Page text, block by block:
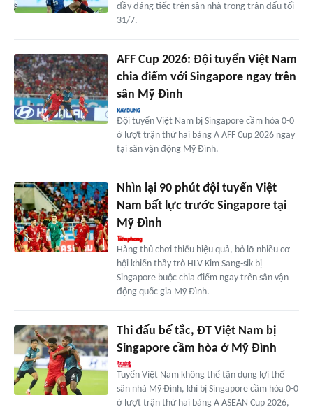
đầy đáng tiếc trên sân nhà trong trận đấu tối
31/7.
AFF Cup 2026: Đội tuyển Việt Nam
chia điểm với Singapore ngay trên
sân Mỹ Đình
Đội tuyển Việt Nam bị Singapore cầm hòa 0-0
ở lượt trận thứ hai bảng A AFF Cup 2026 ngay
tại sân vận động Mỹ Đình.
Nhìn lại 90 phút đội tuyển Việt
Nam bất lực trước Singapore tại
Mỹ Đình
Hàng thủ chơi thiếu hiệu quả, bỏ lỡ nhiều cơ
hội khiến thầy trò HLV Kim Sang-sik bị
Singapore buộc chia điểm ngay trên sân vận
động quốc gia Mỹ Đình.
Thi đấu bế tắc, ĐT Việt Nam bị
Singapore cầm hòa ở Mỹ Đình
Tuyển Việt Nam không thể tận dụng lợi thế
sân nhà Mỹ Đình, khi bị Singapore cầm hòa 0-0
ở lượt trận thứ hai bảng A ASEAN Cup 2026,